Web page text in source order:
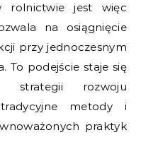
rolnictwie jest więc
na osiągnięcie
przy jednoczesnym
To podejście staje się
strategii rozwoju
tradycyjne metody i
praktyk